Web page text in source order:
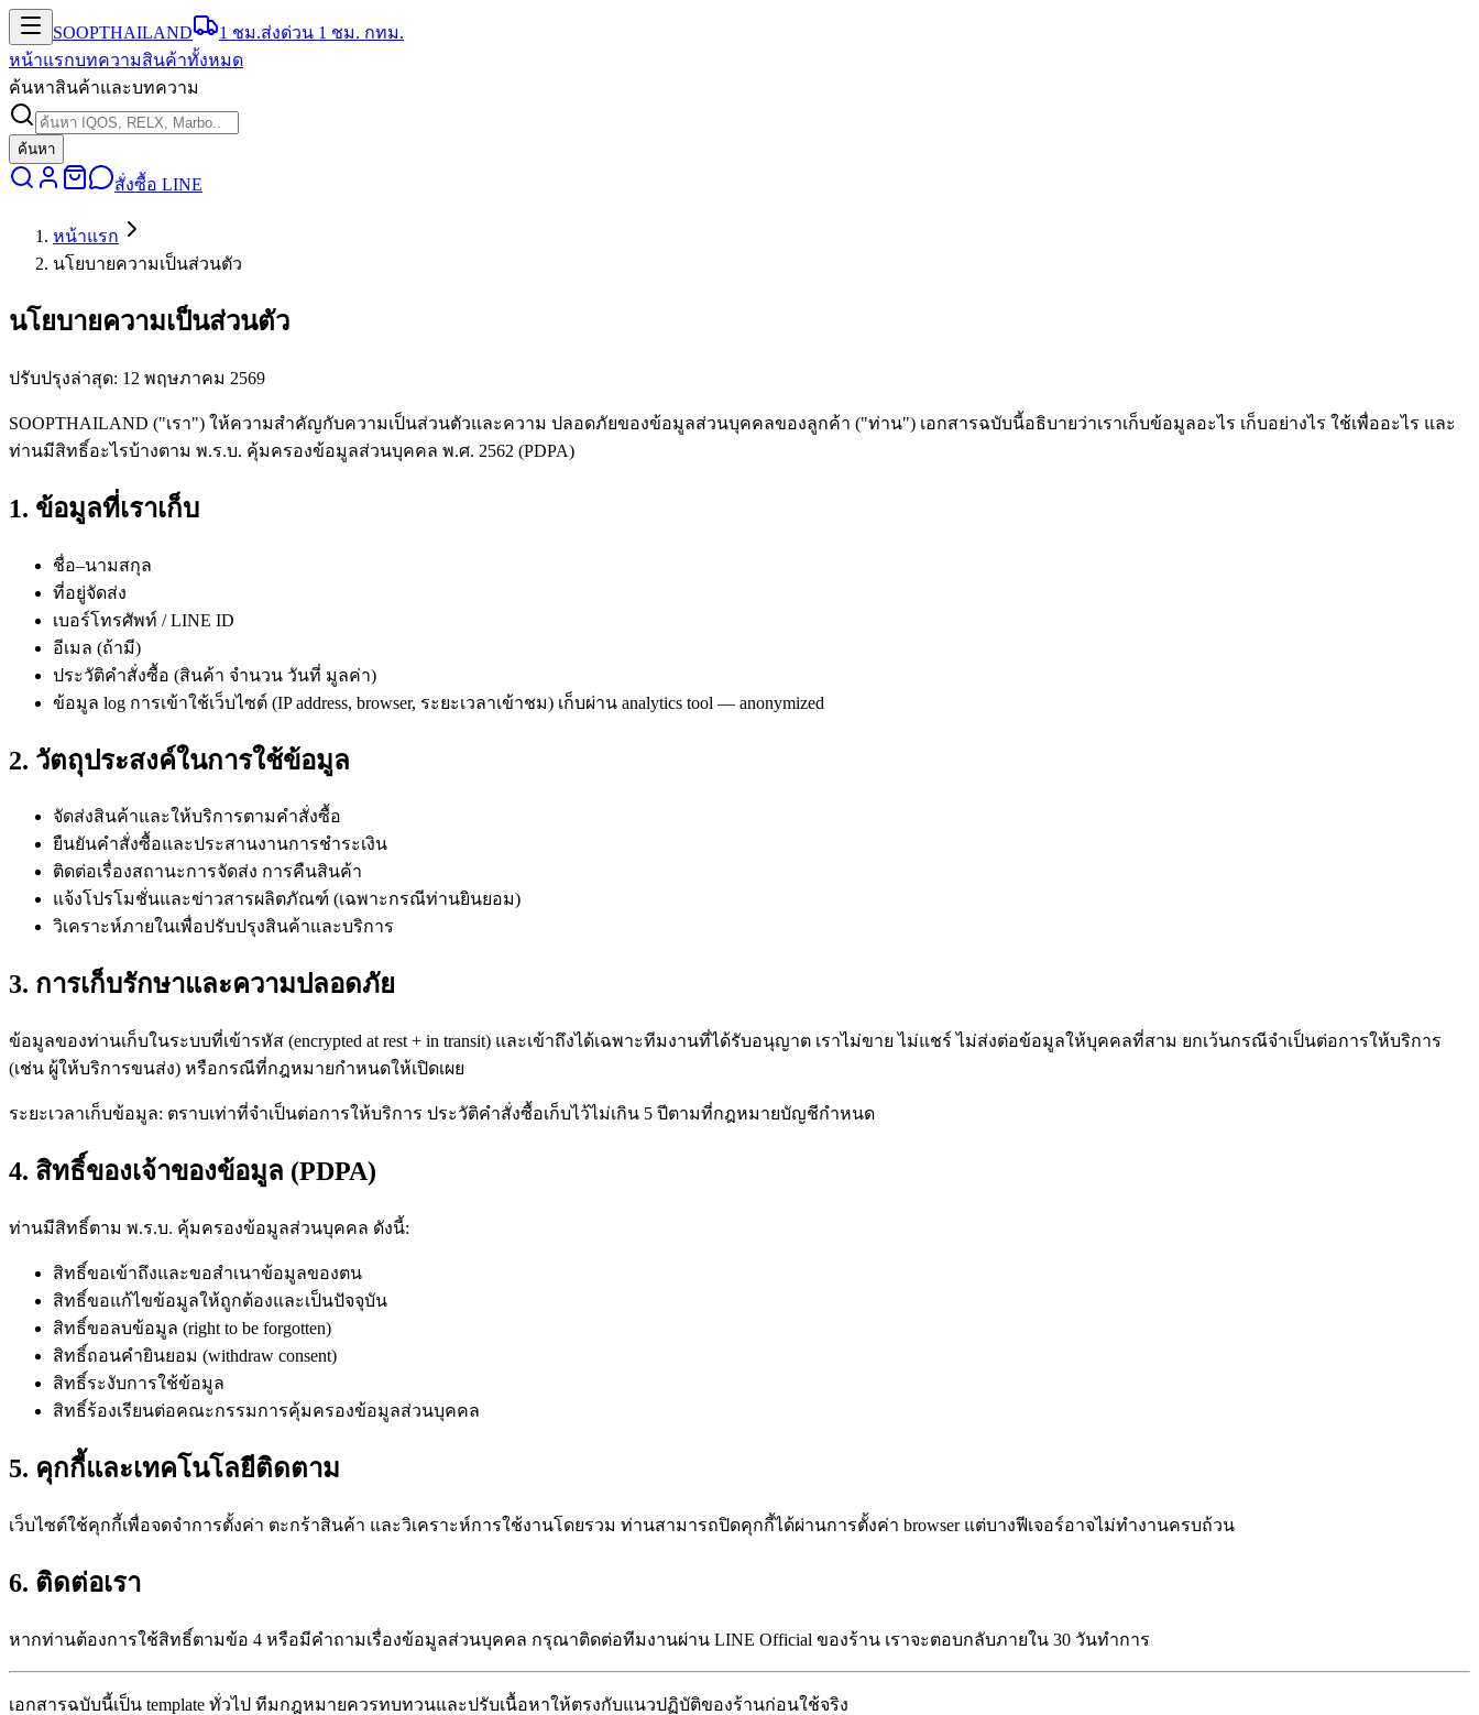
SOOPTHAILAND 1 ชม.ส่งด่วน 1 ชม. กทม.
หน้าแรกบทความสินค้าทั้งหมด
ค้นหาสินค้าและบทความ
ค้นหา
สั่งซื้อ LINE
หน้าแรก
นโยบายความเป็นส่วนตัว
นโยบายความเป็นส่วนตัว
ปรับปรุงล่าสุด: 12 พฤษภาคม 2569
SOOPTHAILAND ("เรา") ให้ความสำคัญกับความเป็นส่วนตัวและความ ปลอดภัยของข้อมูลส่วนบุคคลของลูกค้า ("ท่าน") เอกสารฉบับนี้อธิบายว่าเราเก็บข้อมูลอะไร เก็บอย่างไร ใช้เพื่ออะไร และ
ท่านมีสิทธิ์อะไรบ้างตาม พ.ร.บ. คุ้มครองข้อมูลส่วนบุคคล พ.ศ. 2562 (PDPA)
1. ข้อมูลที่เราเก็บ
ชื่อ–นามสกุล
ที่อยู่จัดส่ง
เบอร์โทรศัพท์ / LINE ID
อีเมล (ถ้ามี)
ประวัติคำสั่งซื้อ (สินค้า จำนวน วันที่ มูลค่า)
ข้อมูล log การเข้าใช้เว็บไซต์ (IP address, browser, ระยะเวลาเข้าชม) เก็บผ่าน analytics tool — anonymized
2. วัตถุประสงค์ในการใช้ข้อมูล
จัดส่งสินค้าและให้บริการตามคำสั่งซื้อ
ยืนยันคำสั่งซื้อและประสานงานการชำระเงิน
ติดต่อเรื่องสถานะการจัดส่ง การคืนสินค้า
แจ้งโปรโมชั่นและข่าวสารผลิตภัณฑ์ (เฉพาะกรณีท่านยินยอม)
วิเคราะห์ภายในเพื่อปรับปรุงสินค้าและบริการ
3. การเก็บรักษาและความปลอดภัย
ข้อมูลของท่านเก็บในระบบที่เข้ารหัส (encrypted at rest + in transit) และเข้าถึงได้เฉพาะทีมงานที่ได้รับอนุญาต เราไม่ขาย ไม่แชร์ ไม่ส่งต่อข้อมูลให้บุคคลที่สาม ยกเว้นกรณีจำเป็นต่อการให้บริการ
(เช่น ผู้ให้บริการขนส่ง) หรือกรณีที่กฎหมายกำหนดให้เปิดเผย
ระยะเวลาเก็บข้อมูล: ตราบเท่าที่จำเป็นต่อการให้บริการ ประวัติคำสั่งซื้อเก็บไว้ไม่เกิน 5 ปีตามที่กฎหมายบัญชีกำหนด
4. สิทธิ์ของเจ้าของข้อมูล (PDPA)
ท่านมีสิทธิ์ตาม พ.ร.บ. คุ้มครองข้อมูลส่วนบุคคล ดังนี้:
สิทธิ์ขอเข้าถึงและขอสำเนาข้อมูลของตน
สิทธิ์ขอแก้ไขข้อมูลให้ถูกต้องและเป็นปัจจุบัน
สิทธิ์ขอลบข้อมูล (right to be forgotten)
สิทธิ์ถอนคำยินยอม (withdraw consent)
สิทธิ์ระงับการใช้ข้อมูล
สิทธิ์ร้องเรียนต่อคณะกรรมการคุ้มครองข้อมูลส่วนบุคคล
5. คุกกี้และเทคโนโลยีติดตาม
เว็บไซต์ใช้คุกกี้เพื่อจดจำการตั้งค่า ตะกร้าสินค้า และวิเคราะห์การใช้งานโดยรวม ท่านสามารถปิดคุกกี้ได้ผ่านการตั้งค่า browser แต่บางฟีเจอร์อาจไม่ทำงานครบถ้วน
6. ติดต่อเรา
หากท่านต้องการใช้สิทธิ์ตามข้อ 4 หรือมีคำถามเรื่องข้อมูลส่วนบุคคล กรุณาติดต่อทีมงานผ่าน LINE Official ของร้าน เราจะตอบกลับภายใน 30 วันทำการ
เอกสารฉบับนี้เป็น template ทั่วไป ทีมกฎหมายควรทบทวนและปรับเนื้อหาให้ตรงกับแนวปฏิบัติของร้านก่อนใช้จริง